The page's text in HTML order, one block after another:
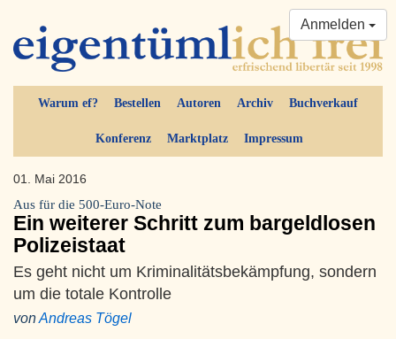
Warum ef? Bestellen Autoren Archiv Buchverkauf
Konferenz Marktplatz Impressum
Anmelden
01. Mai 2016
Aus für die 500-Euro-Note
Ein weiterer Schritt zum bargeldlosen
Polizeistaat
Es geht nicht um Kriminalitätsbekämpfung, sondern
um die totale Kontrolle
vonAndreas Tögel